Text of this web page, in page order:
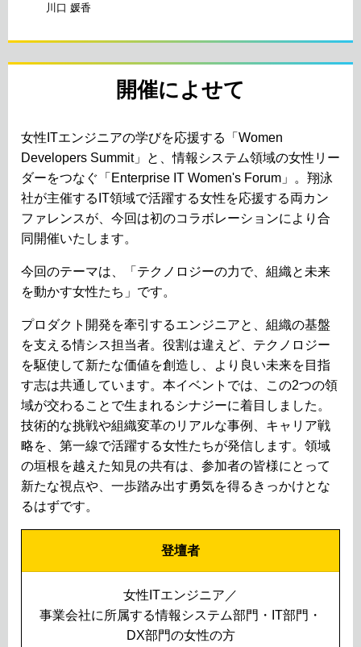
川口 媛香
開催によせて
女性ITエンジニアの学びを応援する「Women
Developers Summit」と、情報システム領域の女性リー
ダーをつなぐ「Enterprise IT Women's Forum」。翔泳
社が主催するIT領域で活躍する女性を応援する両カン
ファレンスが、今回は初のコラボレーションにより合
同開催いたします。
今回のテーマは、「テクノロジーの力で、組織と未来
を動かす女性たち」です。
プロダクト開発を牽引するエンジニアと、組織の基盤
を支える情シス担当者。役割は違えど、テクノロジー
を駆使して新たな価値を創造し、より良い未来を目指
す志は共通しています。本イベントでは、この2つの領
域が交わることで生まれるシナジーに着目しました。
技術的な挑戦や組織変革のリアルな事例、キャリア戦
略を、第一線で活躍する女性たちが発信します。領域
の垣根を越えた知見の共有は、参加者の皆様にとって
新たな視点や、一歩踏み出す勇気を得るきっかけとな
るはずです。
登壇者
女性ITエンジニア／
事業会社に所属する情報システム部門・IT部門・
DX部門の女性の方